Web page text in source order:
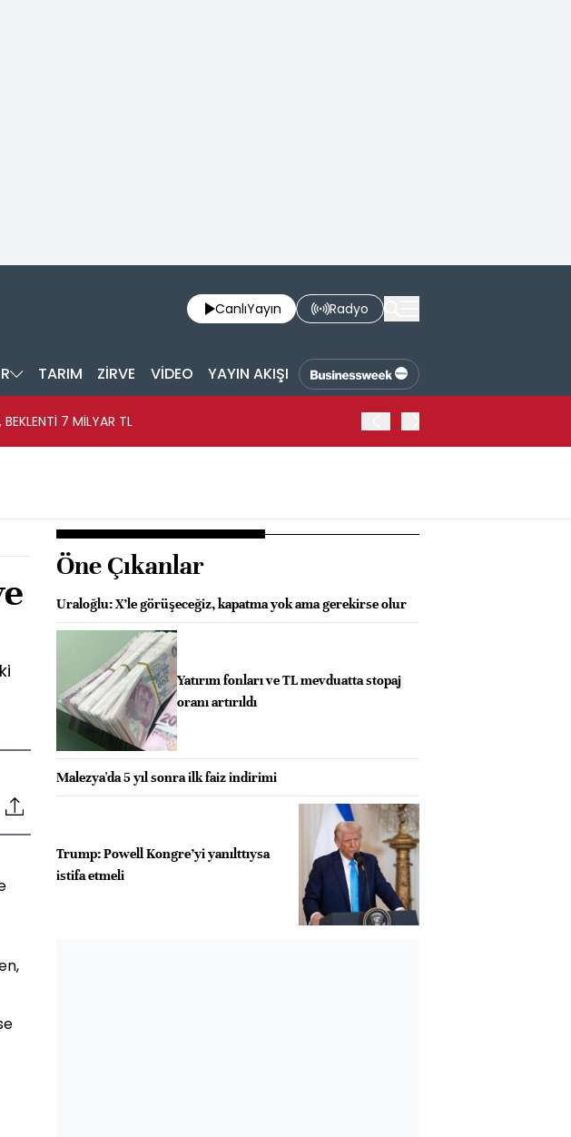
CanlıYayın Radyo
TARIM ZİRVE VİDEO YAYIN AKIŞI
7 MİLYAR TL
Öne Çıkanlar
Uraloğlu: X’le görüşeceğiz, kapatma yok ama gerekirse olur
Yatırım fonları ve TL mevduatta stopaj
oranı artırıldı
Malezya'da 5 yıl sonra ilk faiz indirimi
Trump: Powell Kongre’yi yanılttıysa
istifa etmeli